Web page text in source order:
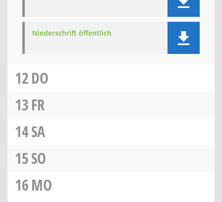
Niederschrift öffentlich
12DO
13FR
14SA
15SO
16MO